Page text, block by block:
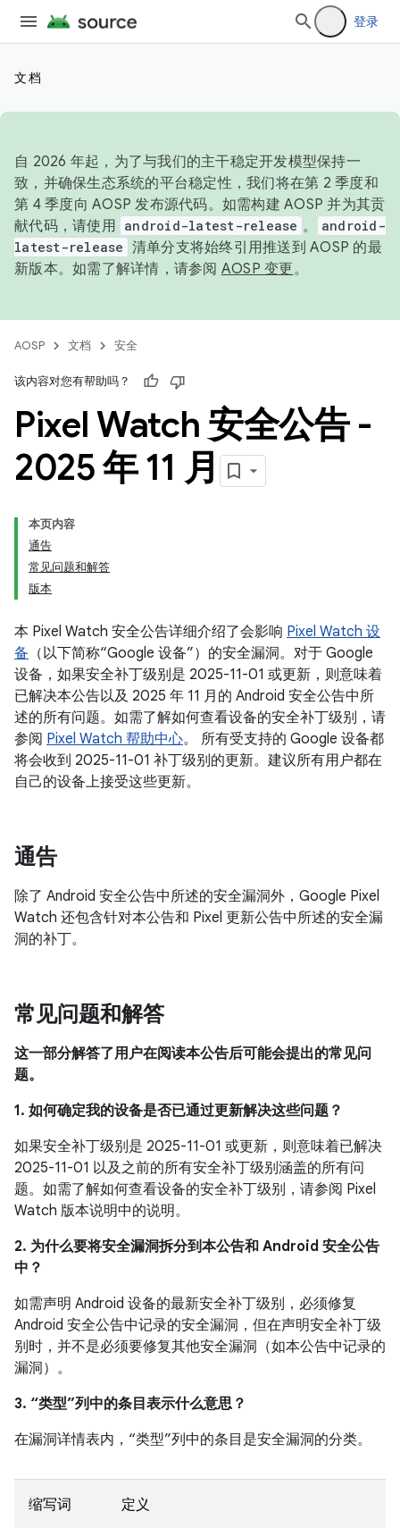
登录
文档
自 2026 年起，为了与我们的主干稳定开发模型保持一
致，并确保生态系统的平台稳定性，我们将在第 2 季度和
第 4 季度向 AOSP 发布源代码。如需构建 AOSP 并为其贡
献代码，请使用 android-latest-release 。
android-
latest-release 清单分支将始终引用推送到 AOSP 的最
新版本。如需了解详情，请参阅 AOSP 变更。
AOSP 文档 安全
该内容对您有帮助吗？
Pixel Watch 安全公告 -
2025 年 11 月
本页内容
通告
常见问题和解答
版本
本 Pixel Watch 安全公告详细介绍了会影响 Pixel Watch 设
备 （以下简称“Google 设备”）的安全漏洞。对于 Google
设备，如果安全补丁级别是 2025-11-01 或更新，则意味着
已解决本公告以及 2025 年 11 月的 Android 安全公告中所
述的所有问题。如需了解如何查看设备的安全补丁级别，请
参阅 Pixel Watch 帮助中心。 所有受支持的 Google 设备都
将会收到 2025-11-01 补丁级别的更新。建议所有用户都在
自己的设备上接受这些更新。
通告
除了 Android 安全公告中所述的安全漏洞外，Google Pixel
Watch 还包含针对本公告和 Pixel 更新公告中所述的安全漏
洞的补丁。
常见问题和解答
这一部分解答了用户在阅读本公告后可能会提出的常见问
题。
1. 如何确定我的设备是否已通过更新解决这些问题？
如果安全补丁级别是 2025-11-01 或更新，则意味着已解决
2025-11-01 以及之前的所有安全补丁级别涵盖的所有问
题。如需了解如何查看设备的安全补丁级别，请参阅 Pixel
Watch 版本说明中的说明。
2. 为什么要将安全漏洞拆分到本公告和 Android 安全公告
中？
如需声明 Android 设备的最新安全补丁级别，必须修复
Android 安全公告中记录的安全漏洞，但在声明安全补丁级
别时，并不是必须要修复其他安全漏洞（如本公告中记录的
漏洞）。
3. “类型”列中的条目表示什么意思？
在漏洞详情表内，“类型”列中的条目是安全漏洞的分类。
缩写词 定义